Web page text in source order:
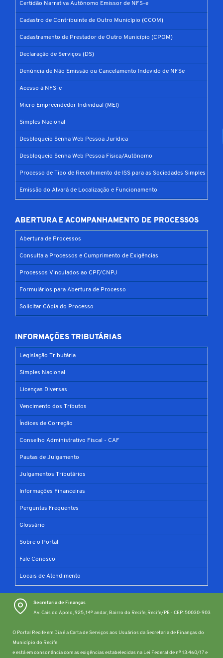
Certidão Narrativa Autônomo Emissor de NFS-e
Cadastro de Contribuinte de Outro Município (CCOM)
Cadastramento de Prestador de Outro Município (CPOM)
Declaração de Serviços (DS)
Denúncia de Não Emissão ou Cancelamento Indevido de NFSe
Acesso à NFS-e
Micro Empreendedor Individual (MEI)
Simples Nacional
Desbloqueio Senha Web Pessoa Jurídica
Desbloqueio Senha Web Pessoa Física/Autônomo
Processo de Tipo de Recolhimento de ISS para as Sociedades Simples
Emissão do Alvará de Localização e Funcionamento
ABERTURA E ACOMPANHAMENTO DE PROCESSOS
Abertura de Processos
Consulta a Processos e Cumprimento de Exigências
Processos Vinculados ao CPF/CNPJ
Formulários para Abertura de Processo
Solicitar Cópia do Processo
INFORMAÇÕES TRIBUTÁRIAS
Legislação Tributária
Simples Nacional
Licenças Diversas
Vencimento dos Tributos
Índices de Correção
Conselho Administrativo Fiscal - CAF
Pautas de Julgamento
Julgamentos Tributários
Informações Financeiras
Perguntas Frequentes
Glossário
Sobre o Portal
Fale Conosco
Locais de Atendimento
Secretaria de Finanças
Av. Cais do Apolo, 925, 14º andar, Bairro do Recife, Recife/PE - CEP: 50030-903
O Portal Recife em Dia é a Carta de Serviços aos Usuários da Secretaria de Finanças do
Município do Recife
e está em consonância com as exigências estabelecidas na Lei Federal de nº 13.460/17 e